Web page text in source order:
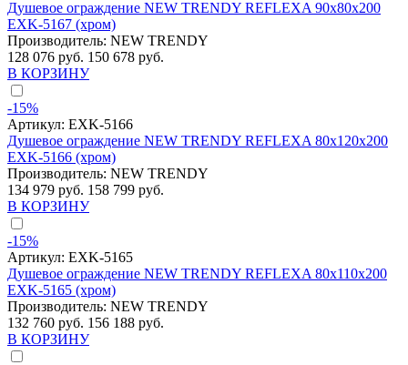
Душевое ограждение NEW TRENDY REFLEXA 90x80x200
EXK-5167 (хром)
Производитель: NEW TRENDY
128 076 руб. 150 678 руб.
В КОРЗИНУ
-15%
Артикул: EXK-5166
Душевое ограждение NEW TRENDY REFLEXA 80x120x200
EXK-5166 (хром)
Производитель: NEW TRENDY
134 979 руб. 158 799 руб.
В КОРЗИНУ
-15%
Артикул: EXK-5165
Душевое ограждение NEW TRENDY REFLEXA 80x110x200
EXK-5165 (хром)
Производитель: NEW TRENDY
132 760 руб. 156 188 руб.
В КОРЗИНУ